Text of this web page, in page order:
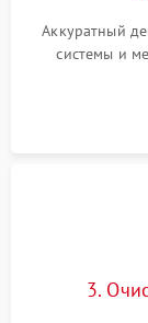
Аккуратный
системы и
3.